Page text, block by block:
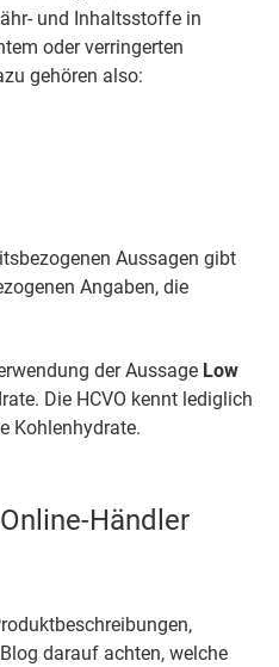
und Inhaltsstoffe in
oder verringerten
gehören also:
Aussagen gibt
Angaben, die
der Aussage Low
Die HCVO kennt lediglich
Kohlenhydrate.
Händler
darauf achten, welche